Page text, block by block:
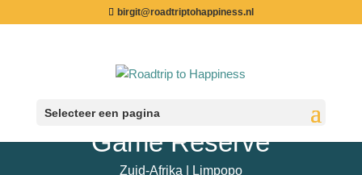
birgit@roadtriptohappiness.nl
Selecteer een pagina
Waterberg – Kololo
Game Reserve
Zuid-Afrika | Limpopo